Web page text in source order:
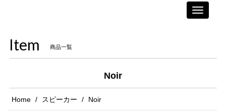
Toggle
Item 商品一覧
Noir
Home スピーカー Noir